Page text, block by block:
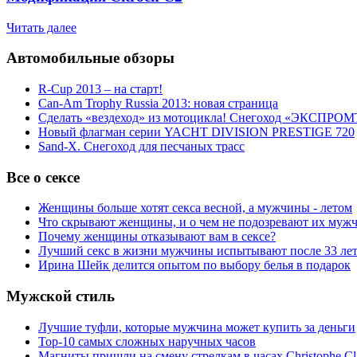
Читать далее
Автомобильные обзоры
R-Cup 2013 – на старт!
Can-Am Trophy Russia 2013: новая страница
Сделать «вездеход» из мотоцикла! Снегоход
Новый флагман серии YACHT DIVISION PRESTIGE 720
Sand-X. Снегоход для песчаных трасс
Все о сексе
Женщины больше хотят секса весной, а мужчины - летом
Что скрывают женщины, и о чем не подозревают их
Почему женщины отказывают вам в сексе?
Лучший секс в жизни мужчины испытывают после 33 лет
Ирина Шейк делится опытом по выбору белья в подарок
Мужской стиль
Лучшие туфли, которые мужчина может купить за деньги
Top-10 самых сложных наручных часов